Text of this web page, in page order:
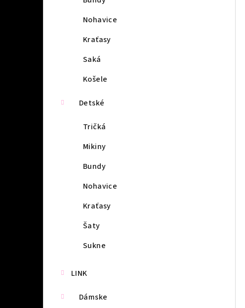
Nohavice
Kraťasy
Saká
Košele
Detské
Tričká
Mikiny
Bundy
Nohavice
Kraťasy
Šaty
Sukne
LINK
Dámske